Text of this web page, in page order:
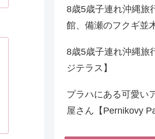
8歳5歳子連れ沖縄旅
館、備瀬のフクギ並
8歳5歳子連れ沖縄旅
ジテラス】
プラハにある可愛い
屋さん【Pernikovy